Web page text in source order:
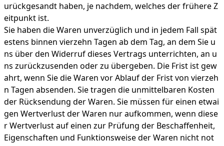
urückgesandt haben, je nachdem, welches der frühere Z
eitpunkt ist.
Sie haben die Waren unverzüglich und in jedem Fall spät
estens binnen vierzehn Tagen ab dem Tag, an dem Sie u
ns über den Widerruf dieses Vertrags unterrichten, an u
ns zurückzusenden oder zu übergeben. Die Frist ist gew
ahrt, wenn Sie die Waren vor Ablauf der Frist von vierzeh
n Tagen absenden. Sie tragen die unmittelbaren Kosten
der Rücksendung der Waren. Sie müssen für einen etwai
gen Wertverlust der Waren nur aufkommen, wenn diese
r Wertverlust auf einen zur Prüfung der Beschaffenheit,
Eigenschaften und Funktionsweise der Waren nicht not